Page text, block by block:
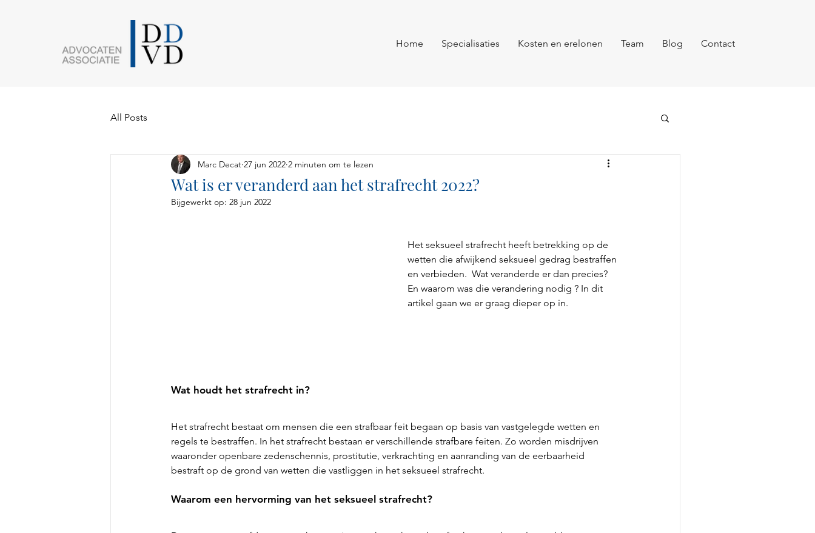
Home Specialisaties Kosten en erelonen Team Blog Contact
All Posts
Wat is er veranderd aan het strafrecht 2022?
Marc Decat 27 jun 2022 2 minuten om te lezen
Bijgewerkt op: 28 jun 2022
Het seksueel strafrecht heeft betrekking op de
wetten die afwijkend seksueel gedrag bestraffen
en verbieden.  Wat veranderde er dan precies?
En waarom was die verandering nodig ? In dit
artikel gaan we er graag dieper op in.
Wat houdt het strafrecht in?
Het strafrecht bestaat om mensen die een strafbaar feit begaan op basis van vastgelegde wetten en
regels te bestraffen. In het strafrecht bestaan er verschillende strafbare feiten. Zo worden misdrijven
waaronder openbare zedenschennis, prostitutie, verkrachting en aanranding van de eerbaarheid
bestraft op de grond van wetten die vastliggen in het seksueel strafrecht.
Waarom een hervorming van het seksueel strafrecht?